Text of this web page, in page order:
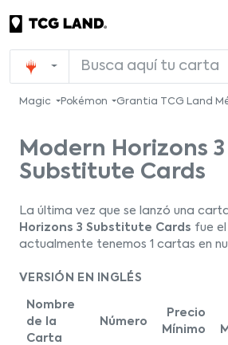
Magic Pokémon Grantia TCG Land
Modern Horizons 3
Substitute Cards
La última vez que se lanzó una
Horizons 3 Substitute Cards fue
actualmente tenemos 1 cartas en
VERSIÓN EN INGLÉS
Nombre
de la
Carta
Número
Precio
Mínimo